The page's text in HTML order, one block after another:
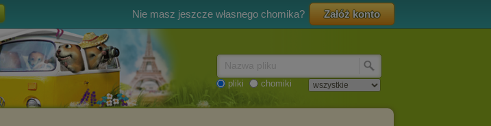
Nie masz jeszcze własnego chomika? Załóż konto
pliki chomiki